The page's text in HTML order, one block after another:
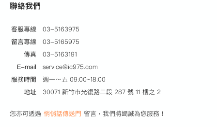
編撰獎
參與製作〈921十週年專題系列報導〉入圍第九屆卓越
新聞獎
聯絡我們
客服專線
03-5163975
留言專線
03-5165975
傳真
03-5163191
E-mail
service@ic975.com
服務時間
週一～五 09:00~18:00
地址
30071 新竹市光復路二段 287 號 11 樓之 2
您亦可透過 悄悄話傳送門 留言，我們將竭誠為您服務！